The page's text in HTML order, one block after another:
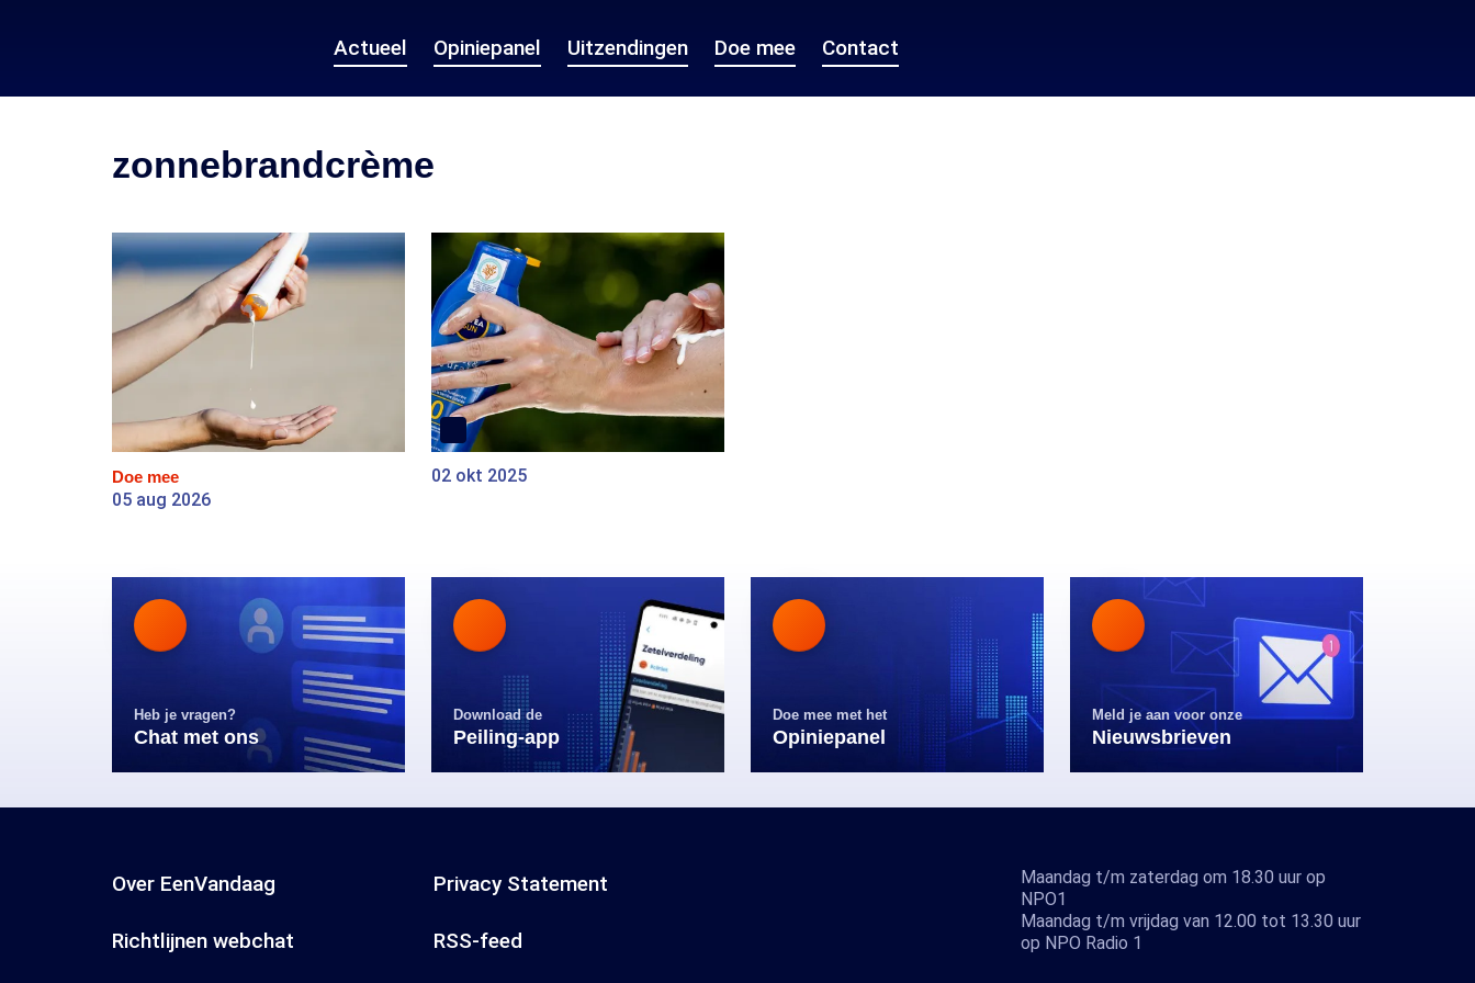
Actueel Opiniepanel Uitzendingen Doe mee Contact
zonnebrandcrème
Doe mee
05 aug 2026
02 okt 2025
Heb je vragen?
Chat met ons
Download de
Peiling-app
Doe mee met het
Opiniepanel
Meld je aan voor onze
Nieuwsbrieven
Over EenVandaag Privacy Statement
Richtlijnen webchat RSS-feed
Maandag t/m zaterdag om 18.30 uur op
NPO1
Maandag t/m vrijdag van 12.00 tot 13.30 uur
op NPO Radio 1